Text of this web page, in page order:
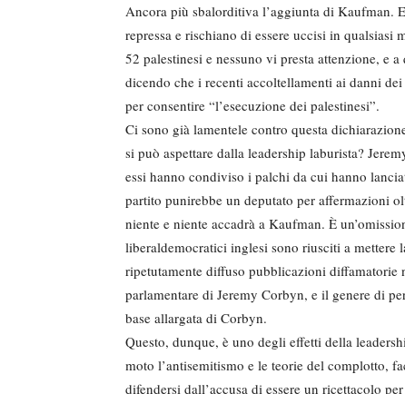
Ancora più sbalorditiva l’aggiunta di Kaufman.
repressa e rischiano di essere uccisi in
52 palestinesi e nessuno vi presta attenzione, e
dicendo che i recenti accoltellamenti ai danni
per consentire “l’esecuzione dei palestinesi”.
Ci sono già lamentele contro questa
si può aspettare dalla leadership laburista?
essi hanno condiviso i palchi da cui hanno
partito punirebbe un deputato per affermazioni
niente e niente accadrà a Kaufman. È
liberaldemocratici inglesi sono riusciti a mettere
ripetutamente diffuso pubblicazioni
parlamentare di Jeremy Corbyn, e il genere di
base allargata di Corbyn.
Questo, dunque, è uno degli effetti della
moto l’antisemitismo e le teorie del complotto,
difendersi dall’accusa di essere un ricettacolo